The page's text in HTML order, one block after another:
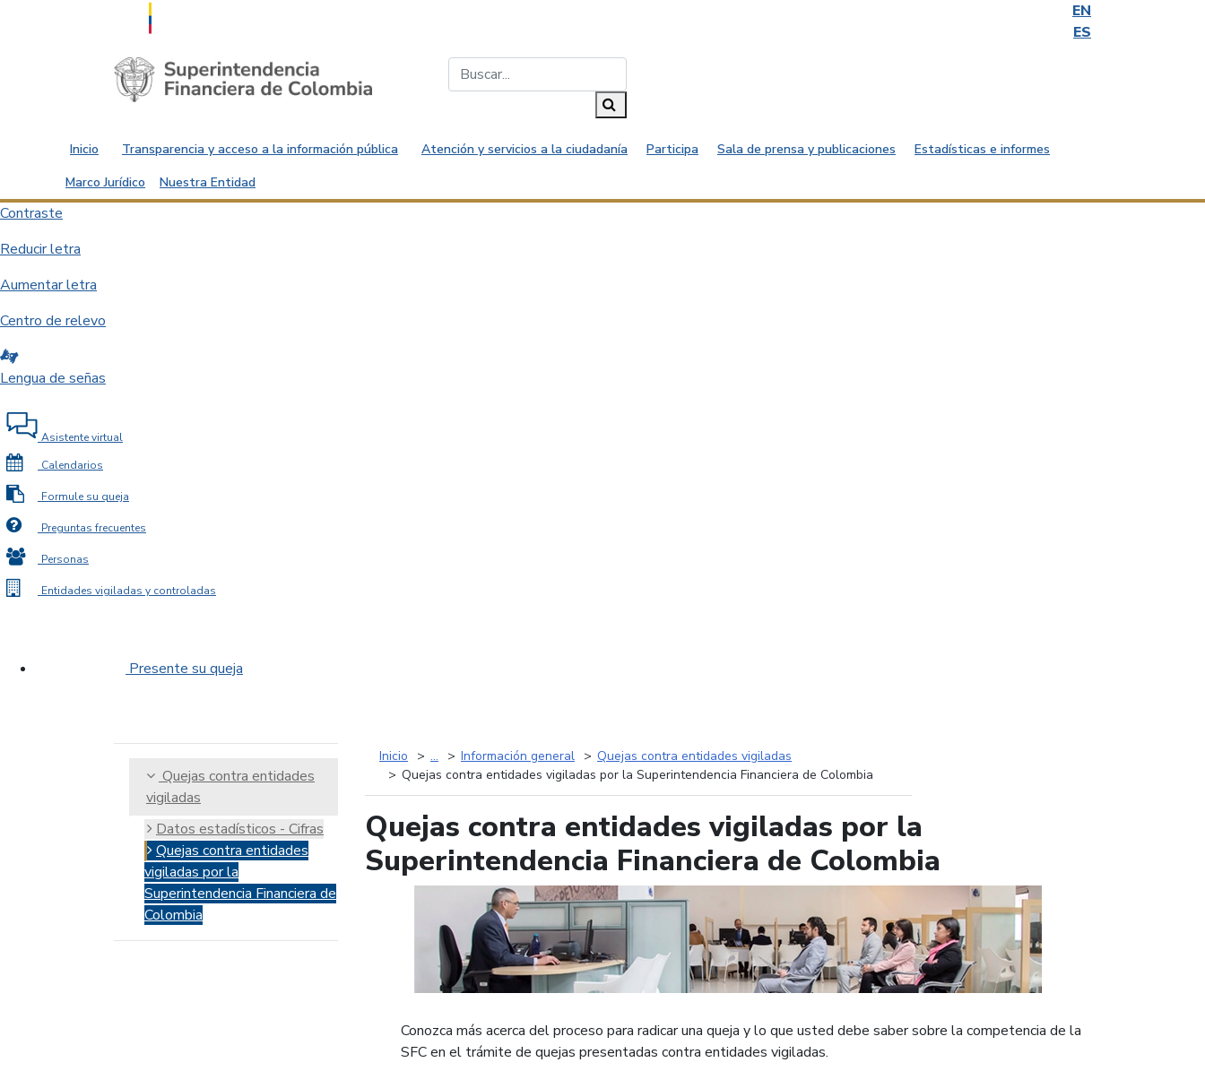
EN
ES
Saltar al contenido principal
Inicio Transparencia y acceso a la información pública Atención y servicios a la ciudadanía Participa Sala de prensa y publicaciones
Estadísticas e informes
Marco Jurídico
Nuestra Entidad
Contraste
Reducir letra
Aumentar letra
Centro de relevo
Lengua de señas
Asistente virtual
Calendarios
Formule su queja
Preguntas frecuentes
Personas
Entidades vigiladas y controladas
Presente su queja
Inicio ... Información general
Quejas contra entidades vigiladas
Quejas contra entidades vigiladas por la Superintendencia Financiera de Colombia
Quejas contra entidades vigiladas por la
Superintendencia Financiera de Colombia
Conozca más acerca del proceso para radicar una queja y lo que usted debe saber sobre la competencia de la
SFC en el trámite de quejas presentadas contra entidades vigiladas.
Quejas contra entidades
vigiladas
Datos estadísticos - Cifras
Quejas contra entidades
vigiladas por la
Superintendencia Financiera de
Colombia